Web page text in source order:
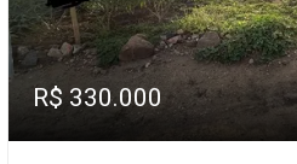
R$ 330.000